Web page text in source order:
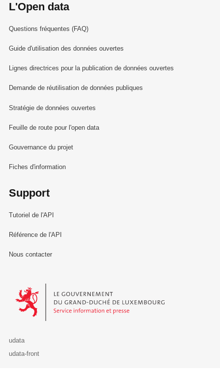
L'Open data
Questions fréquentes (FAQ)
Guide d'utilisation des données ouvertes
Lignes directrices pour la publication de données ouvertes
Demande de réutilisation de données publiques
Stratégie de données ouvertes
Feuille de route pour l'open data
Gouvernance du projet
Fiches d'information
Support
Tutoriel de l'API
Référence de l'API
Nous contacter
Le Gouvernement du Grand-Duché de Luxembourg - Service
udata
udata-front